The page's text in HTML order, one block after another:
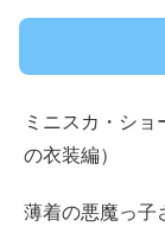
ミニスカ・シ
の衣装編）
薄着の悪魔っ子